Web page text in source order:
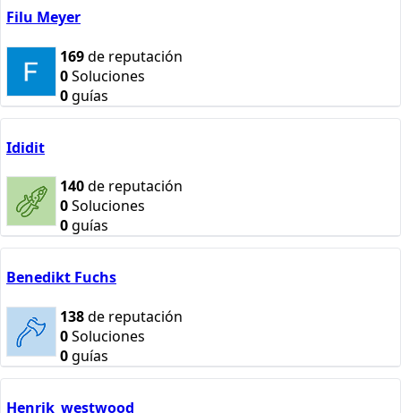
Filu Meyer
169de reputación
0Soluciones
0guías
Ididit
140de reputación
0Soluciones
0guías
Benedikt Fuchs
138de reputación
0Soluciones
0guías
Henrik_westwood